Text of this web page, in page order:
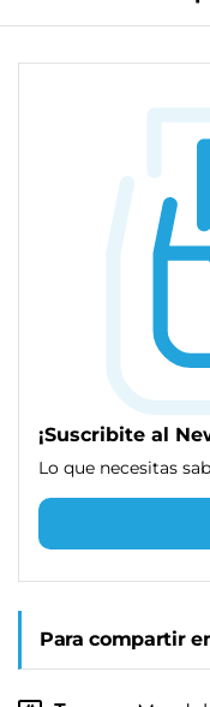
¡Suscribite al
Lo que necesitas
Para compartir